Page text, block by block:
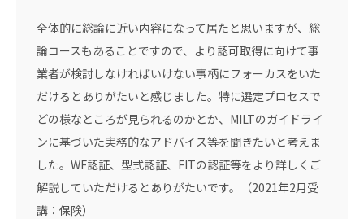
全体的に総論に近い内容になって居たと思いますが、総
論コースもあることですので、より認可取得に向けて事
業者が検討しなければいけない事柄にフォーカスをいた
だけるとありがたいと感じました。特に選定プロセスで
どの様なところが見られるのかとか、MILTのガイドライ
ンに基づいた実務的なアドバイス等を聞きたいと考えま
した。WF認証、型式認証、FITの認証等をより詳しくご
解説していただけるとありがたいです。（2021年2月受
講：保険）